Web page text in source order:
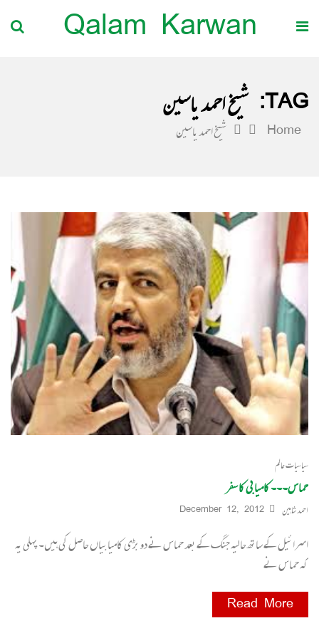
Qalam Karwan
TAG: شیخ احمد یاسین
Home شیخ احمد یاسین
سیاسیات عالم
حماس۔۔۔ کامیابی کا سفر
احمد شاہین December 12, 2012
اسرائیل کے ساتھ حالیہ جنگ کے بعد حماس نے دو بڑی کامیابیاں حاصل کی ہیں۔ پہلی یہ
کہ حماس نے
Read More